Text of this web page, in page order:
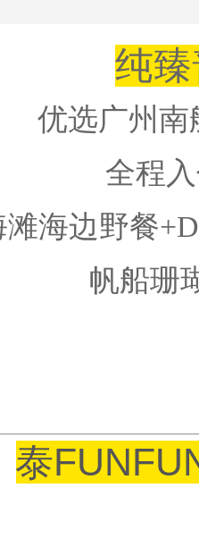
纯
优选广州南
全程
滩海边野餐
帆船珊
泰